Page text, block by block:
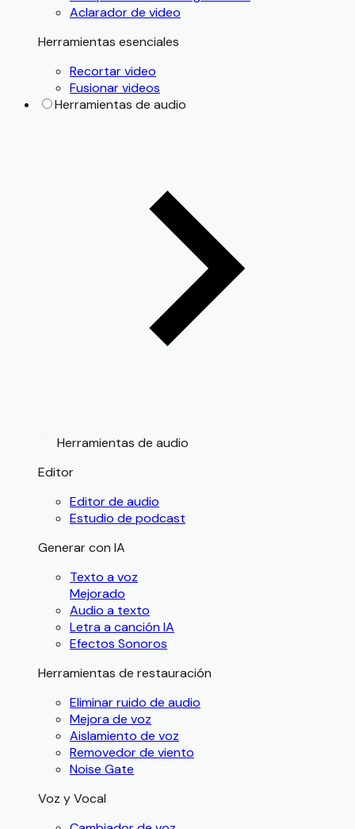
Aclarador de video
Herramientas esenciales
Recortar video
Fusionar videos
Herramientas de audio
Herramientas de audio
Editor
Editor de audio
Estudio de podcast
Generar con IA
Texto a voz
Mejorado
Audio a texto
Letra a canción IA
Efectos Sonoros
Herramientas de restauración
Eliminar ruido de audio
Mejora de voz
Aislamiento de voz
Removedor de viento
Noise Gate
Voz y Vocal